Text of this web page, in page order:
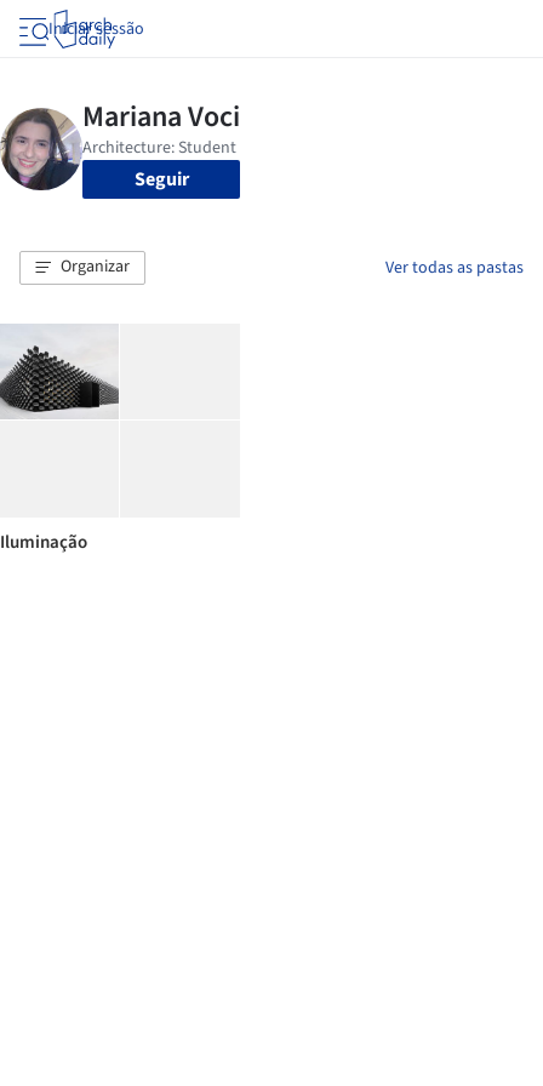
Iniciar sessão
Seguir
Organizar Ver todas as pastas
Iluminação